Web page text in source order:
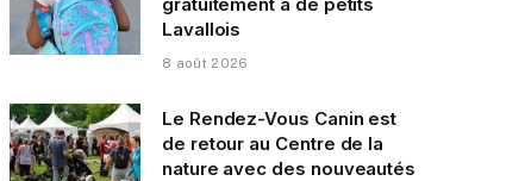
Lavallois
8 août 2026
Le Rendez-Vous Canin est
de retour au Centre de la
nature avec des nouveautés